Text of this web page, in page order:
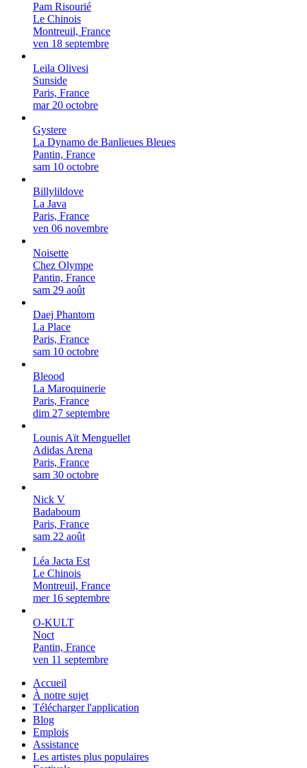
Pam Risourié
Le Chinois
Montreuil, France
ven 18 septembre
Leila Olivesi
Sunside
Paris, France
mar 20 octobre
Gystere
La Dynamo de Banlieues Bleues
Pantin, France
sam 10 octobre
Billylildove
La Java
Paris, France
ven 06 novembre
Noisette
Chez Olympe
Pantin, France
sam 29 août
Daej Phantom
La Place
Paris, France
sam 10 octobre
Bleood
La Maroquinerie
Paris, France
dim 27 septembre
Lounis Aït Menguellet
Adidas Arena
Paris, France
sam 30 octobre
Nick V
Badaboum
Paris, France
sam 22 août
Léa Jacta Est
Le Chinois
Montreuil, France
mer 16 septembre
O-KULT
Noct
Pantin, France
ven 11 septembre
Accueil
À notre sujet
Télécharger l'application
Blog
Emplois
Assistance
Les artistes plus populaires